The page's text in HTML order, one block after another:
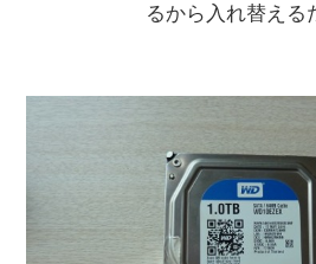
るから入れ替える